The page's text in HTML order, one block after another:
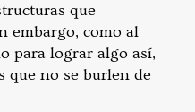
que
embargo, como al
para lograr algo así,
que no se burlen de